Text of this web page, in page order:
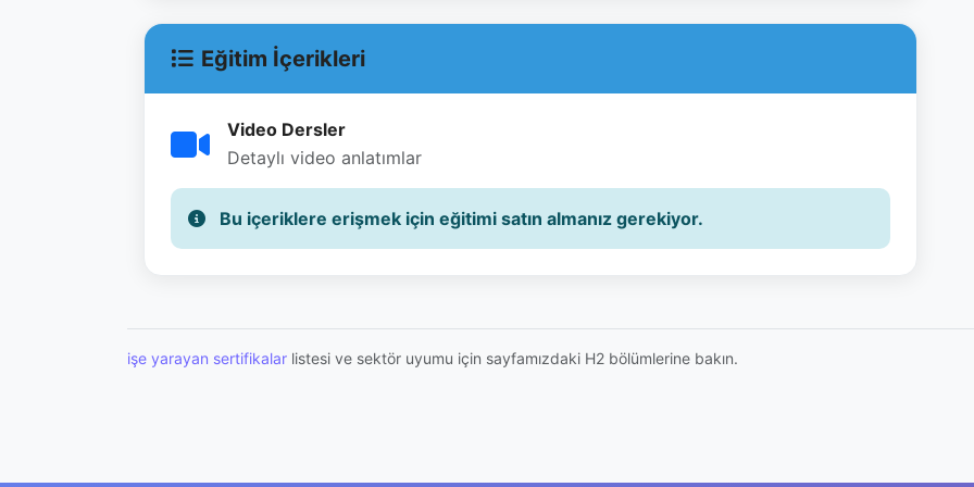
Video Dersler
Detaylı video anlatımlar
işe yarayan sertifikalarlistesi ve sektör uyumu için sayfamızdaki H2 bölümlerine bakın.
Anasayfa Yönetim ve İşletme